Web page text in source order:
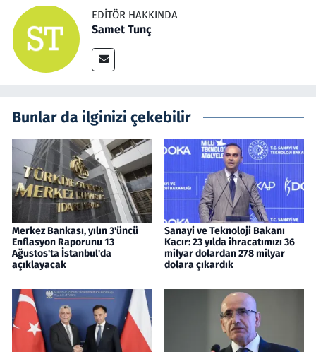
EDITÖR HAKKINDA
Samet Tunç
Bunlar da ilginizi çekebilir
Merkez Bankası, yılın 3'üncü
Enflasyon Raporunu 13
Ağustos'ta İstanbul'da
açıklayacak
Sanayi ve Teknoloji Bakanı
Kacır: 23 yılda ihracatımızı 36
milyar dolardan 278 milyar
dolara çıkardık